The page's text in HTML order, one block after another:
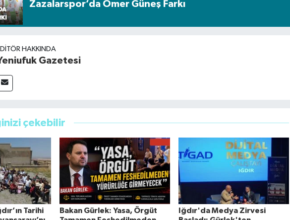
Zazalarspor’da Ömer Güneş Farkı
HAKKINDA
Gazetesi
çekebilir
Tarihi
Bakan Gürlek: Yasa, Örgüt
Iğdır'da Medya Zirvesi